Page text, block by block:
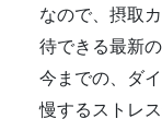
なので、摂取
待できる最新
今までの、ダ
慢するストレ